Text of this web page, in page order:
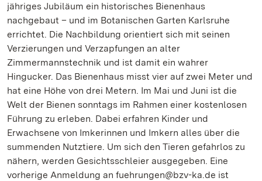
jähriges Jubiläum ein historisches Bienenhaus
nachgebaut – und im Botanischen Garten Karlsruhe
errichtet. Die Nachbildung orientiert sich mit seinen
Verzierungen und Verzapfungen an alter
Zimmermannstechnik und ist damit ein wahrer
Hingucker. Das Bienenhaus misst vier auf zwei Meter und
hat eine Höhe von drei Metern. Im Mai und Juni ist die
Welt der Bienen sonntags im Rahmen einer kostenlosen
Führung zu erleben. Dabei erfahren Kinder und
Erwachsene von Imkerinnen und Imkern alles über die
summenden Nutztiere. Um sich den Tieren gefahrlos zu
nähern, werden Gesichtsschleier ausgegeben. Eine
vorherige Anmeldung an fuehrungen@bzv-ka.de ist